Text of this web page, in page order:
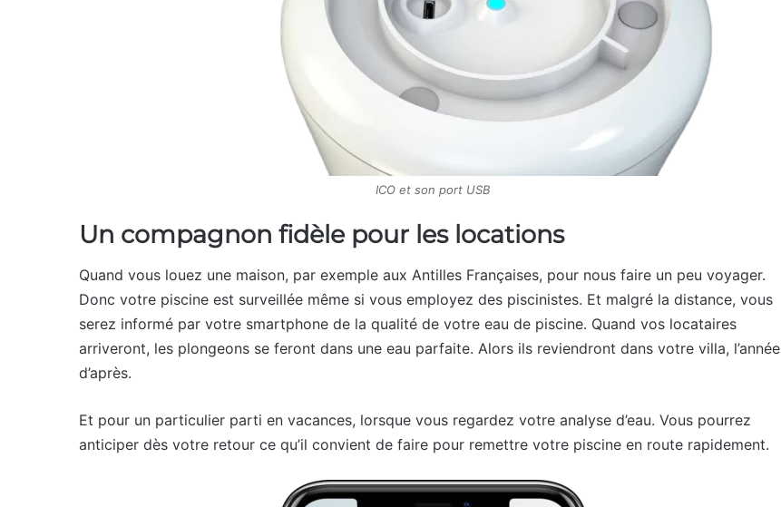
ICO et son port USB
Un compagnon fidèle pour les locations
Quand vous louez une maison, par exemple aux Antilles Françaises, pour nous faire un peu voyager.
Donc votre piscine est surveillée même si vous employez des piscinistes. Et malgré la distance, vous
serez informé par votre smartphone de la qualité de votre eau de piscine. Quand vos locataires
arriveront, les plongeons se feront dans une eau parfaite. Alors ils reviendront dans votre villa, l’année
d’après.
Et pour un particulier parti en vacances, lorsque vous regardez votre analyse d’eau. Vous pourrez
anticiper dès votre retour ce qu’il convient de faire pour remettre votre piscine en route rapidement.